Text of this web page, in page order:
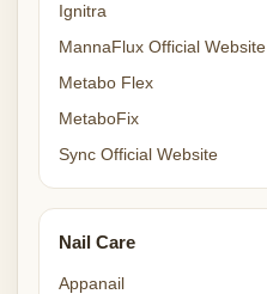
Ignitra
MannaFlux Official Website
Metabo Flex
MetaboFix
Sync Official Website
Nail Care
Appanail